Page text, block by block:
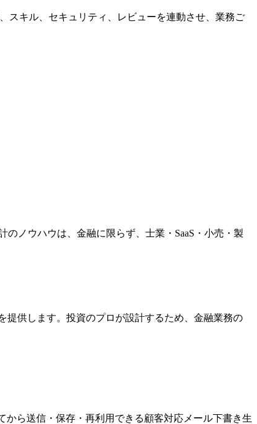
スキル、セキュリティ、レビューを連動させ、業務ご
のノウハウは、金融に限らず、士業・SaaS・小売・製
供します。投資のプロが設計するため、金融業務の
ら送信・保存・再利用できる顧客対応メール下書き生